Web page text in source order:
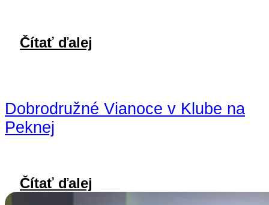
Čítať ďalej
Dobrodružné Vianoce v Klube na
Peknej
Čítať ďalej